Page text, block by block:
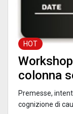
HOT
colonna
Premesse,
cognizione di